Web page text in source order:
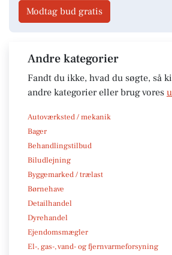
Modtag bud gratis
Andre kategorier
Fandt du ikke, hvad du søgte, så
andre kategorier eller brug vores
Autoværksted / mekanik
Bager
Behandlingstilbud
Biludlejning
Byggemarked / trælast
Børnehave
Detailhandel
Dyrehandel
Ejendomsmægler
El-, gas-, vand- og fjernvarmeforsyning